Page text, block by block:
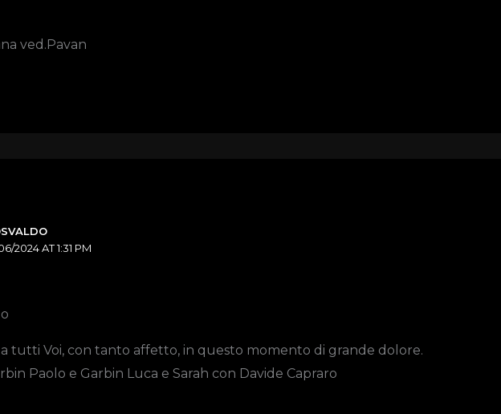
ved.Pavan
2024 AT 1:31 PM
a tutti Voi, con tanto affetto, in questo momento di grande dolore.
Paolo e Garbin Luca e Sarah con Davide Capraro